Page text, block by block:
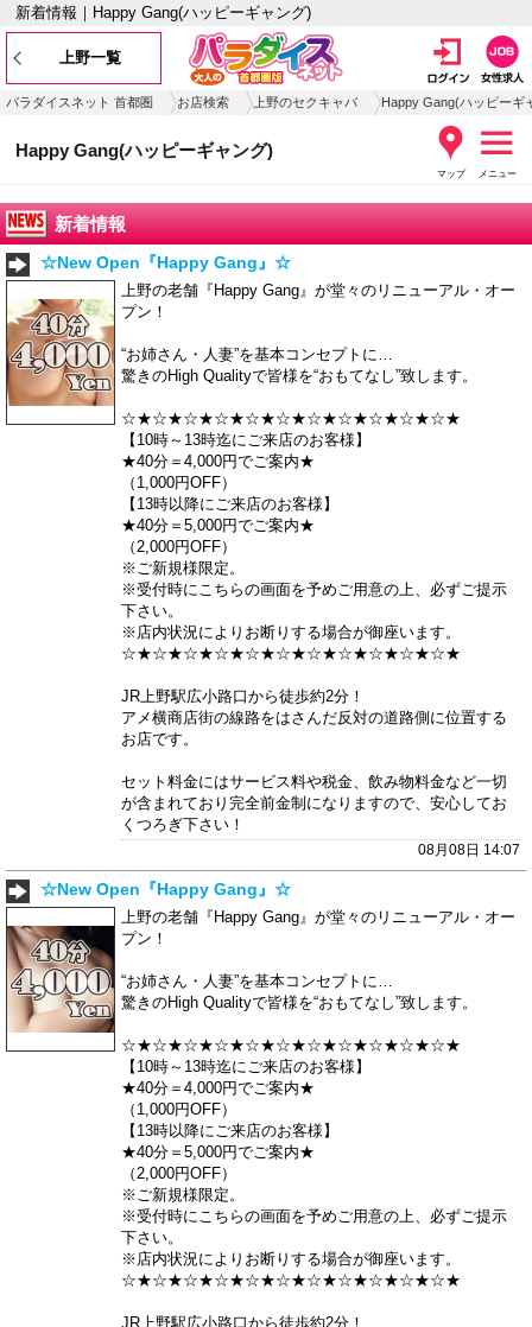
新着情報｜Happy Gang(ハッピーギャング)
上野一覧
パラダイスネット 首都圏 お店検索 上野のセクキャバ Happy Gang(ハッピーギ
Happy Gang(ハッピーギャング)
マップ メニュー
新着情報
☆New Open『Happy Gang』☆
上野の老舗『Happy Gang』が堂々のリニューアル・オー
プン！
“お姉さん・人妻”を基本コンセプトに…
驚きのHigh Qualityで皆様を“おもてなし”致します。
☆★☆★☆★☆★☆★☆★☆★☆★☆★☆★☆★
【10時～13時迄にご来店のお客様】
★40分＝4,000円でご案内★
（1,000円OFF）
【13時以降にご来店のお客様】
★40分＝5,000円でご案内★
（2,000円OFF）
※ご新規様限定。
※受付時にこちらの画面を予めご用意の上、必ずご提示
下さい。
※店内状況によりお断りする場合が御座います。
☆★☆★☆★☆★☆★☆★☆★☆★☆★☆★☆★
JR上野駅広小路口から徒歩約2分！
アメ横商店街の線路をはさんだ反対の道路側に位置する
お店です。
セット料金にはサービス料や税金、飲み物料金など一切
が含まれており完全前金制になりますので、安心してお
くつろぎ下さい！
08月08日 14:07
☆New Open『Happy Gang』☆
上野の老舗『Happy Gang』が堂々のリニューアル・オー
プン！
“お姉さん・人妻”を基本コンセプトに…
驚きのHigh Qualityで皆様を“おもてなし”致します。
☆★☆★☆★☆★☆★☆★☆★☆★☆★☆★☆★
【10時～13時迄にご来店のお客様】
★40分＝4,000円でご案内★
（1,000円OFF）
【13時以降にご来店のお客様】
★40分＝5,000円でご案内★
（2,000円OFF）
※ご新規様限定。
※受付時にこちらの画面を予めご用意の上、必ずご提示
下さい。
※店内状況によりお断りする場合が御座います。
☆★☆★☆★☆★☆★☆★☆★☆★☆★☆★☆★
JR上野駅広小路口から徒歩約2分！